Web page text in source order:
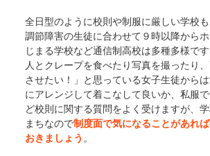
全日型のように校則や制服に厳しい学校
調節障害の生徒に合わせて９時以降から
じまる学校など通信制高校は多種多様で
人とクレープを食べたり写真を撮ったり
させたい！」と思っている女子生徒から
にアレンジして着こなして良いか、私服
ど校則に関する質問をよく受けますが、
まちなので制度面で気になることがあれ
おきましょう 。